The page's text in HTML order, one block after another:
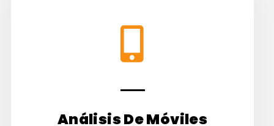
Análisis De Móviles